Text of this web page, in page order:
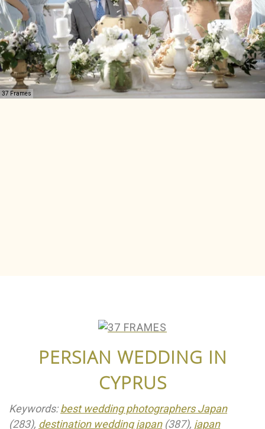
37 Frames
PERSIAN WEDDING IN
CYPRUS
Keywords:best wedding photographers Japan
(283), destination wedding japan(387), japan